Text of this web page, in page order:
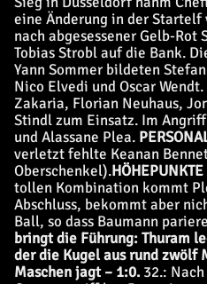
eine Änderung in der Startelf
nach abgesessener Gelb-
Tobias Strobl auf die Bank.
Yann Sommer bildeten
Nico Elvedi und Oscar
Zakaria, Florian Neuhaus,
Stindl zum Einsatz. Im
und Alassane Plea.
verletzt fehlte Keanan
Oberschenkel).
tollen Kombination kommt
Abschluss, bekommt aber
Ball, so dass Baumann
bringt die Führung: Thuram
der die Kugel aus rund zwölf
Maschen jagt – 1:0. 32.: